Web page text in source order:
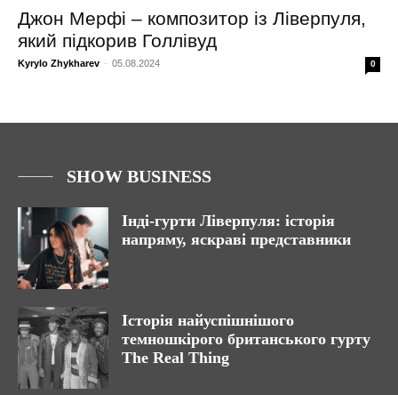
Джон Мерфі – композитор із Ліверпуля,
який підкорив Голлівуд
Kyrylo Zhykharev - 05.08.2024 0
SHOW BUSINESS
Інді-гурти Ліверпуля: історія
напряму, яскраві представники
Історія найуспішнішого
темношкірого британського гурту
The Real Thing